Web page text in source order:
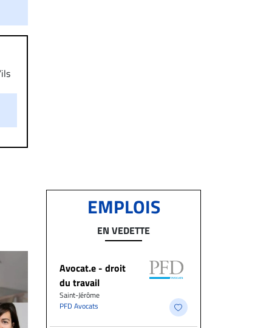
EMPLOIS
EN VEDETTE
Avocat.e - droit
du travail
Saint-Jérôme
PFD Avocats